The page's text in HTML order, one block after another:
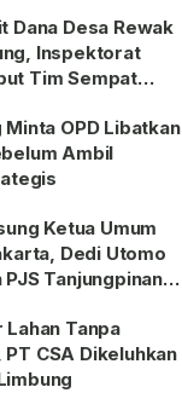
Dana Desa Rewak
Inspektorat
Tim Sempat
OPD Libatkan
Ambil
Ketua Umum
Dedi Utomo
Tanjungpinang-
Lahan Tanpa
CSA Dikeluhkan